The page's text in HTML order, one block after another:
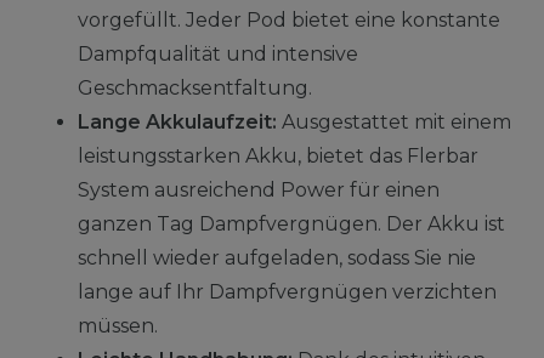
vorgefüllt. Jeder Pod bietet eine konstante
Dampfqualität und intensive
Geschmacksentfaltung.
Lange Akkulaufzeit: Ausgestattet mit einem
leistungsstarken Akku, bietet das Flerbar
System ausreichend Power für einen
ganzen Tag Dampfvergnügen. Der Akku ist
schnell wieder aufgeladen, sodass Sie nie
lange auf Ihr Dampfvergnügen verzichten
müssen.